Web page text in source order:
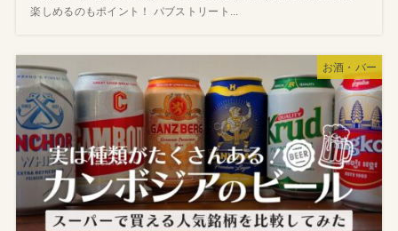
楽しめるのもポイント！ パブストリート...
お酒・バー